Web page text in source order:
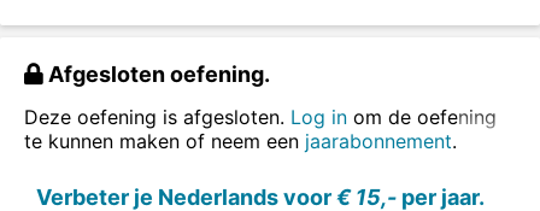
werkwoorden
Voorbeeld: ik loop - ik liep
Schrijf de ik-vorm van de werkwoorden in de
Afgesloten oefening.
Deze oefening is afgesloten. Log in om de oefening
te kunnen maken of neem een jaarabonnement.
Verbeter je Nederlands voor€ 15,- per jaar.